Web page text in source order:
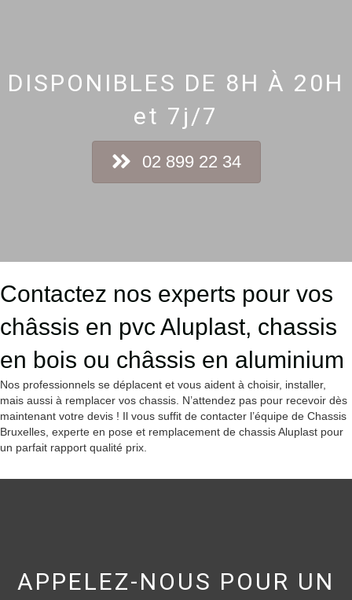
DISPONIBLES DE 8H À 20H
et 7j/7
02 899 22 34
Contactez nos experts pour vos
châssis en pvc Aluplast, chassis
en bois ou châssis en aluminium
Nos professionnels se déplacent et vous aident à choisir, installer,
mais aussi à remplacer vos chassis. N’attendez pas pour recevoir dès
maintenant votre devis ! Il vous suffit de contacter l’équipe de Chassis
Bruxelles, experte en pose et remplacement de chassis Aluplast pour
un parfait rapport qualité prix.
APPELEZ-NOUS POUR UN